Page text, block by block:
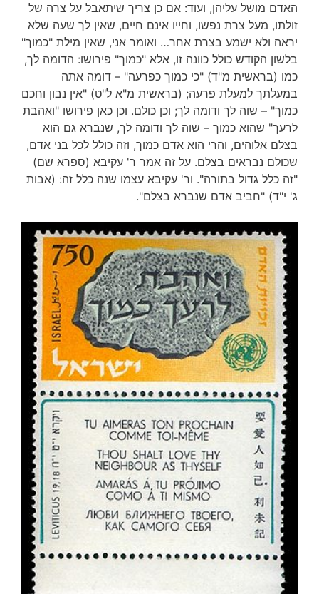
האדם מושל עליהן, ועוד: אם כן צריך שיתאבל על צרה של
זולתו, מעל צרת נפשו, וחייו אינם חיים, שאין לך שעה שלא
יראה ולא ישמע בצרת אחר… ואומר אני, שאין מילת "כמוך"
בלשון הקודש כולל כוונה זו, אלא "כמוך" פירושו: הדומה לך,
כמו (בראשית מ"ד) "כי כמוך כפרעה" – דומה אתה
במעלתך למעלת פרעה; (בראשית מ"א ל"ט) "אין נבון וחכם
כמוך" – שוה לך ודומה לך; וכן כולם. וכן כאן פירושו "ואהבת
לרעך" שהוא כמוך – שוה לך ודומה לך, שנברא גם הוא
בצלם אלוהים, והרי הוא אדם כמוך, וזה כולל לכל בני אדם,
שכולם נבראים בצלם. על זה אמר ר' עקיבא (ספרא שם)
"זה כלל גדול בתורה". ור' עקיבא עצמו שנה כלל זה: (אבות
ג' י"ד) "חביב אדם שנברא בצלם".